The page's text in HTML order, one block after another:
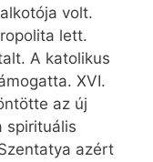
volt.
lett.
A katolikus
XVI.
az új
spirituális
azért